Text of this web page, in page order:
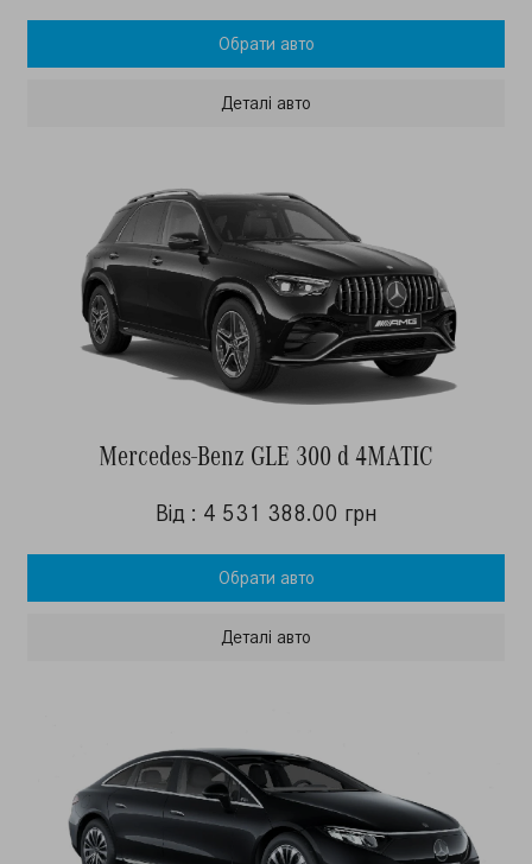
Обрати авто
Деталi авто
Mercedes-Benz GLE 300 d 4MATIC
Від : 4 531 388.00 грн
Обрати авто
Деталi авто